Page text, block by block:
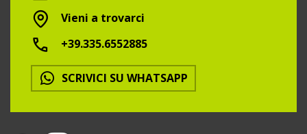
Vieni a trovarci
+39.335.6552885
SCRIVICI SU WHATSAPP